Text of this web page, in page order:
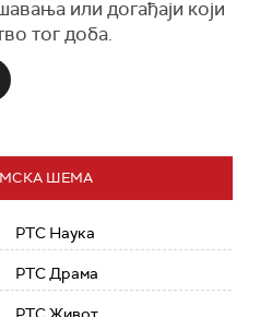
или догађаји који
тог доба.
ШЕМА
РТС Наука
РТС Драма